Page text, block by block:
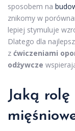
sposobem na
znikomy w
lepiej stymuluje
Dlatego dla
z ćwiczeniami
odżywcze
Jaką rolę